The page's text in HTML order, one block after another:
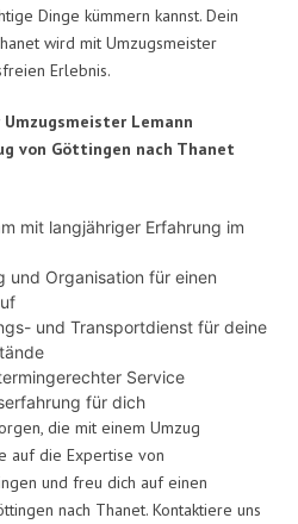
Dinge kümmern kannst. Dein
wird mit Umzugsmeister
Erlebnis.
Lemann
von Göttingen nach Thanet
mit langjähriger Erfahrung im
und Organisation für einen
und Transportdienst für deine
Service
für dich
die mit einem Umzug
auf die Expertise von
und freu dich auf einen
nach Thanet. Kontaktiere uns